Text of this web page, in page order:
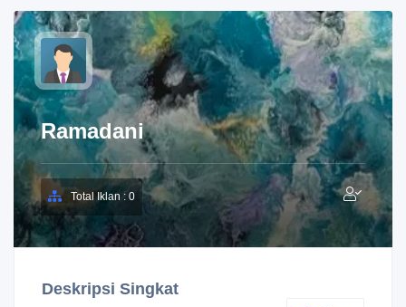
Ramadani
Total Iklan : 0
Deskripsi Singkat